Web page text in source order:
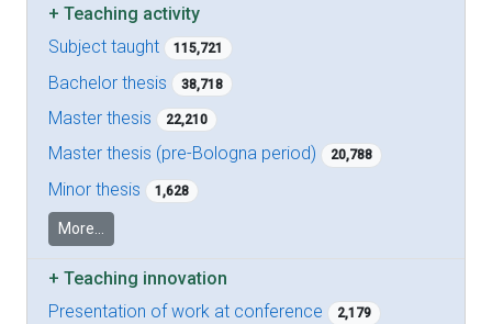
+Teaching activity
Subject taught
115,721
Bachelor thesis 38,718
Master thesis 22,210
Master thesis (pre-Bologna period) 20,788
Minor thesis 1,628
More...
+Teaching innovation
Presentation of work at conference
2,179